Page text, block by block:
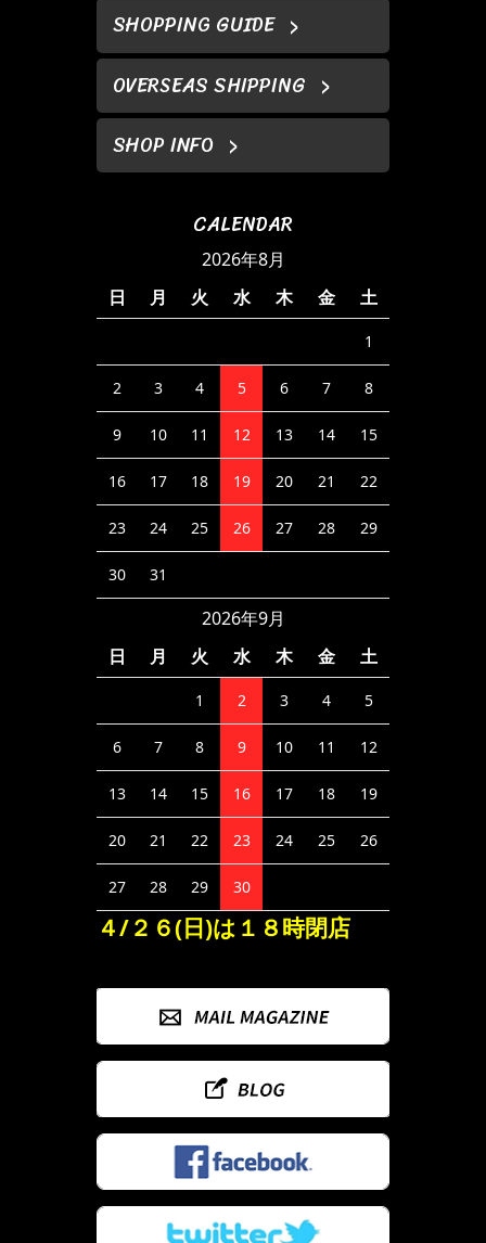
SHOPPING GUIDE
OVERSEAS SHIPPING
SHOP INFO
CALENDAR
2026年8月
日
月 火 水 木 金 土
1
2 3 4 5 6 7 8
9 10 11 12 13 14 15
16 17 18 19 20 21 22
23 24 25 26 27 28 29
30 31
2026年9月
日
月 火 水 木 金 土
1 2 3 4 5
6 7 8 9 10 11 12
13 14 15 16 17 18 19
20 21 22 23 24 25 26
27 28 29 30
４/２６(日)は１８時閉店